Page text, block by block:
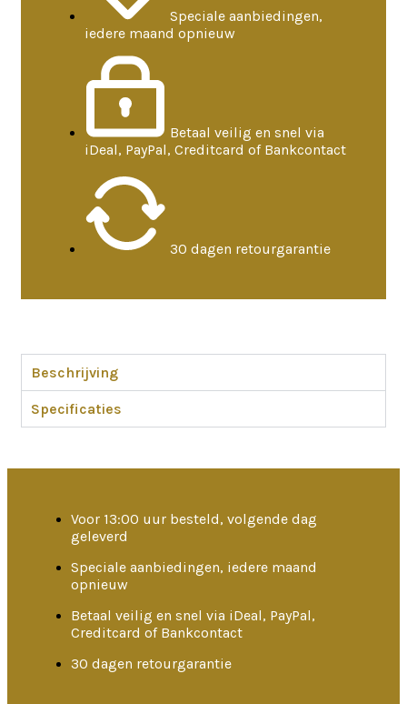
Speciale aanbiedingen,
iedere maand opnieuw
Betaal veilig en snel via
iDeal, PayPal, Creditcard of Bankcontact
30 dagen retourgarantie
Beschrijving
Specificaties
Voor 13:00 uur besteld, volgende dag
geleverd
Speciale aanbiedingen, iedere maand
opnieuw
Betaal veilig en snel via iDeal, PayPal,
Creditcard of Bankcontact
30 dagen retourgarantie